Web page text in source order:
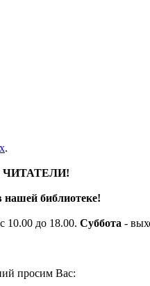
.
библиотеке!
10.00 до 18.00. Суббота -
просим Вас: